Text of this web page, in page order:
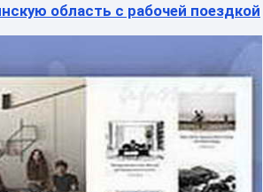
область с рабочей поездкой